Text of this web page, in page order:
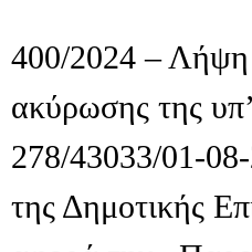
400/2024 – Λήψη
ακύρωσης της
278/43033/01-
της Δημοτικής